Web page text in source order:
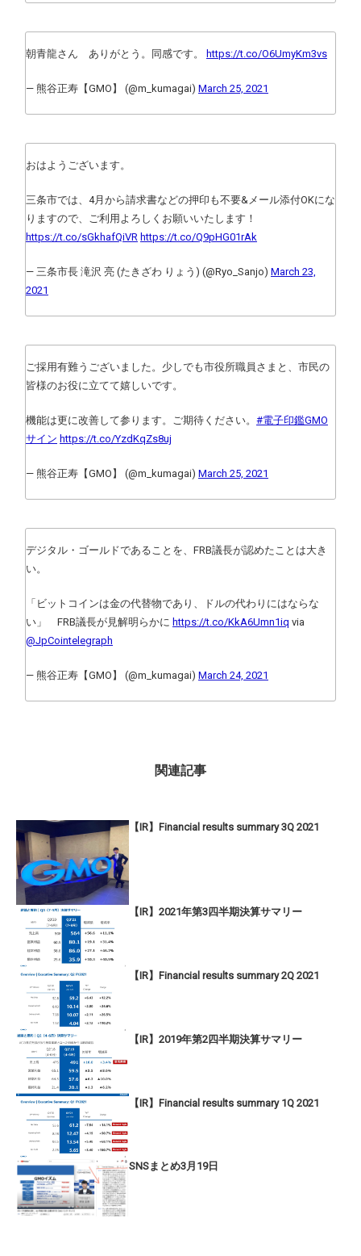
朝青龍さん ありがとう。同感です。 https://t.co/O6UmyKm3vs
— 熊谷正寿【GMO】 (@m_kumagai) March 25, 2021
おはようございます。
三条市では、4月から請求書などの押印も不要&メール添付OKにな
りますので、ご利用よろしくお願いいたします！
https://t.co/sGkhafQiVR https://t.co/Q9pHG01rAk
— 三条市長 滝沢 亮 (たきざわ りょう) (@Ryo_Sanjo) March 23,
2021
ご採用有難うございました。少しでも市役所職員さまと、市民の
皆様のお役に立てて嬉しいです。
機能は更に改善して参ります。ご期待ください。 #電子印鑑GMO
サイン https://t.co/YzdKqZs8uj
— 熊谷正寿【GMO】 (@m_kumagai) March 25, 2021
デジタル・ゴールドであることを、FRB議長が認めたことは大き
い。
「ビットコインは金の代替物であり、ドルの代わりにはならな
い」 FRB議長が見解明らかに https://t.co/KkA6Umn1iq via
@JpCointelegraph
— 熊谷正寿【GMO】 (@m_kumagai) March 24, 2021
関連記事
【IR】Financial results summary 3Q 2021
【IR】2021年第3四半期決算サマリー
【IR】Financial results summary 2Q 2021
【IR】2019年第2四半期決算サマリー
【IR】Financial results summary 1Q 2021
SNSまとめ3月19日